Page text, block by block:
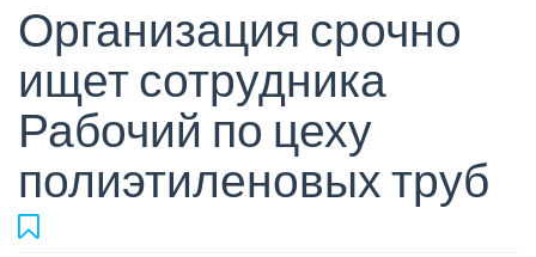
Организация срочно
ищет сотрудника
Рабочий по цеху
полиэтиленовых труб